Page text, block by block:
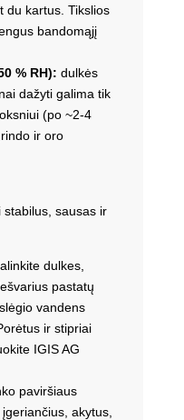
du kartus. Tikslios
bandomąjį
% RH): dulkės
dažyti galima tik
(po ~2-4
ir oro
stabilus, sausas ir
dulkes,
pastatų
vandens
ir stipriai
IGIS AG
paviršiaus
akytus,